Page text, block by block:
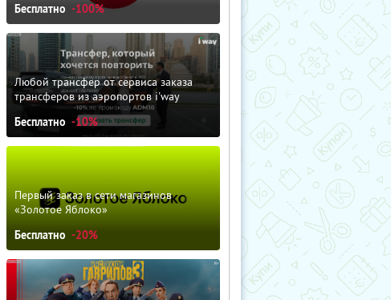
Бесплатно -100%
Любой трансфер от сервиса заказа
трансферов из аэропортов i'way
Бесплатно -10%
Первый заказ в сети магазинов
«Золотое Яблоко»
Бесплатно -20%